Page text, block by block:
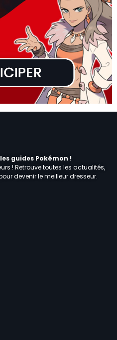
guides Pokémon !
! Retrouve toutes les actualités,
devenir le meilleur dresseur.